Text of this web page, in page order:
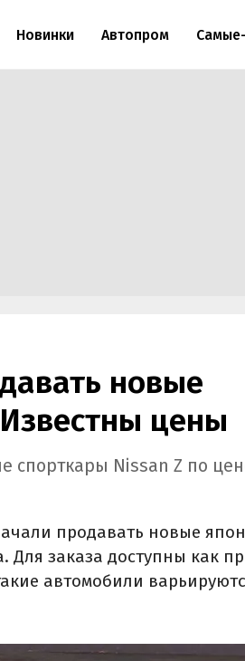
Новинки Автопром
новые
цены
спорткары Nissan Z по
продавать новые
Для заказа доступны как
автомобили